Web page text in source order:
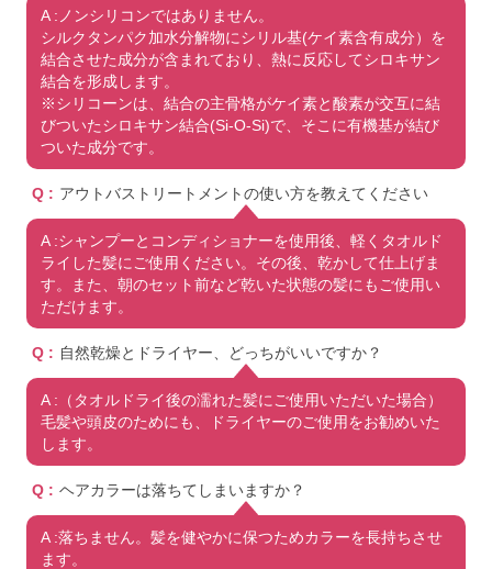
A :ノンシリコンではありません。
シルクタンパク加水分解物にシリル基(ケイ素含有成分）を
結合させた成分が含まれており、熱に反応してシロキサン
結合を形成します。
※シリコーンは、結合の主骨格がケイ素と酸素が交互に結
びついたシロキサン結合(Si-O-Si)で、そこに有機基が結び
ついた成分です。
Q : アウトバストリートメントの使い方を教えてください
A :シャンプーとコンディショナーを使用後、軽くタオルド
ライした髪にご使用ください。その後、乾かして仕上げま
す。また、朝のセット前など乾いた状態の髪にもご使用い
ただけます。
Q : 自然乾燥とドライヤー、どっちがいいですか？
A :（タオルドライ後の濡れた髪にご使用いただいた場合）
毛髪や頭皮のためにも、ドライヤーのご使用をお勧めいた
します。
Q : ヘアカラーは落ちてしまいますか？
A :落ちません。髪を健やかに保つためカラーを長持ちさせ
ます。